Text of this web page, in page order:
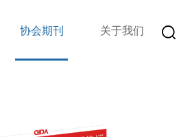
协会期刊 关于我们